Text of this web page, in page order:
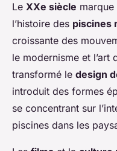
Le XXe siècle
l’histoire des piscines
croissante des
le modernisme et l’art
transformé le design
introduit des formes
se concentrant sur
piscines dans les